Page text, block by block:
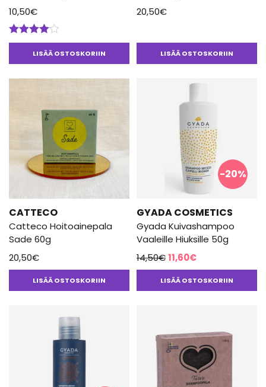
10,50€
Arvostelu
tuotteesta:LISÄÄ OSTOSKORIIN
20,50€
LISÄÄ OSTOSKORIIN
CATTECO
Catteco Hoitoainepala
Sade 60g
20,50€
LISÄÄ OSTOSKORIIN
-20%
GYADA COSMETICS
Gyada Kuivashampoo
Vaaleille Hiuksille 50g
14,50€Alkuperäinen
hinta
oli:
11,60€Nykyinen
hinta
on:
LISÄÄ OSTOSKORIIN